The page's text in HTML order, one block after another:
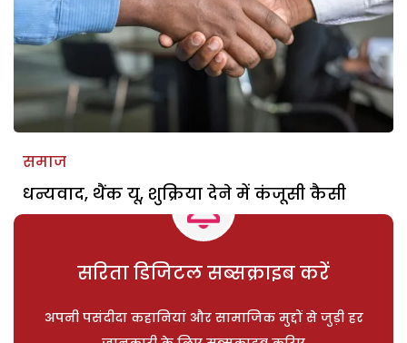
समाज
धन्यवाद, थैंक यू, शुक्रिया देने में कंजूसी कैसी
सरिता डिजिटल सब्सक्राइब करें
अपनी पसंदीदा कहानियां और सामाजिक मुद्दों से जुड़ी हर